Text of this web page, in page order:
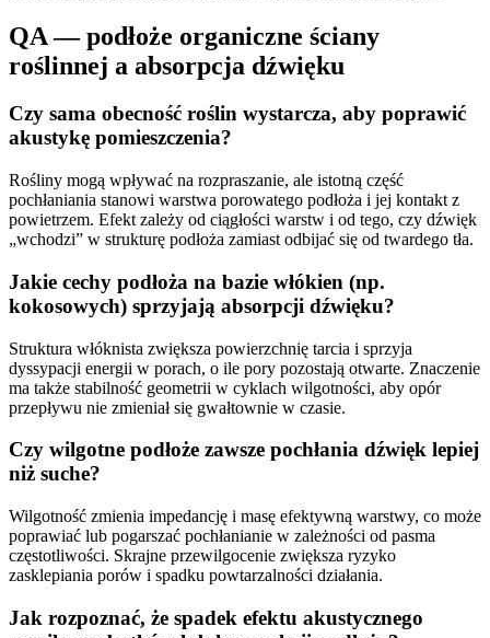
QA — podłoże organiczne ściany
roślinnej a absorpcja dźwięku
Czy sama obecność roślin wystarcza, aby poprawić
akustykę pomieszczenia?
Rośliny mogą wpływać na rozpraszanie, ale istotną część
pochłaniania stanowi warstwa porowatego podłoża i jej kontakt z
powietrzem. Efekt zależy od ciągłości warstw i od tego, czy dźwięk
„wchodzi” w strukturę podłoża zamiast odbijać się od twardego tła.
Jakie cechy podłoża na bazie włókien (np.
kokosowych) sprzyjają absorpcji dźwięku?
Struktura włóknista zwiększa powierzchnię tarcia i sprzyja
dyssypacji energii w porach, o ile pory pozostają otwarte. Znaczenie
ma także stabilność geometrii w cyklach wilgotności, aby opór
przepływu nie zmieniał się gwałtownie w czasie.
Czy wilgotne podłoże zawsze pochłania dźwięk lepiej
niż suche?
Wilgotność zmienia impedancję i masę efektywną warstwy, co może
poprawiać lub pogarszać pochłanianie w zależności od pasma
częstotliwości. Skrajne przewilgocenie zwiększa ryzyko
zasklepiania porów i spadku powtarzalności działania.
Jak rozpoznać, że spadek efektu akustycznego